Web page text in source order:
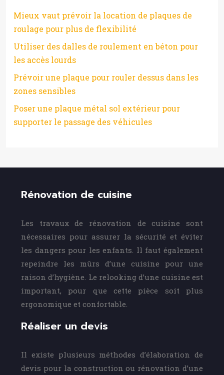
Mieux vaut prévoir la location de plaques de
roulage pour plus de flexibilité
Utiliser des dalles de roulement en béton pour
les accès lourds
Prévoir une plaque pour rouler dessus dans les
zones sensibles
Poser une plaque métal sol extérieur pour
supporter le passage des véhicules
Rénovation de cuisine
Les travaux de rénovation de cuisine sont
nécessaires pour assurer la sécurité et éviter
les dangers pour les enfants. Il faut également
repeindre les mûrs d’une cuisine pour une
raison d’hygiène. Le relooking d’une cuisine est
important, pour que cette pièce soit plus
ergonomique et confortable.
Réaliser un devis
Il existe plusieurs méthodes d’élaboration de
devis pour la construction ou rénovation d’une